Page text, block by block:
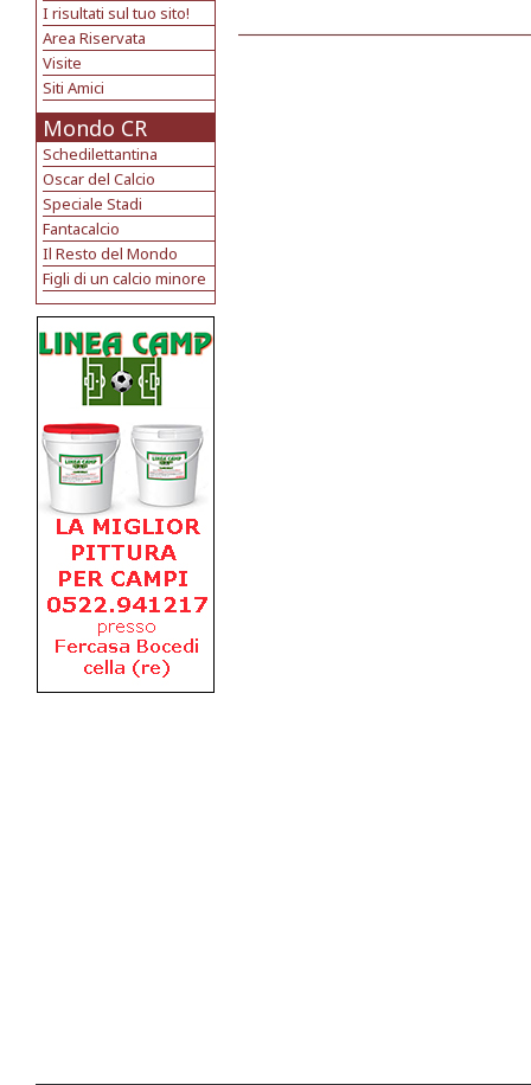
I risultati sul tuo sito!
Area Riservata
Visite
Siti Amici
Mondo CR
Schedilettantina
Oscar del Calcio
Speciale Stadi
Fantacalcio
Il Resto del Mondo
Figli di un calcio minore